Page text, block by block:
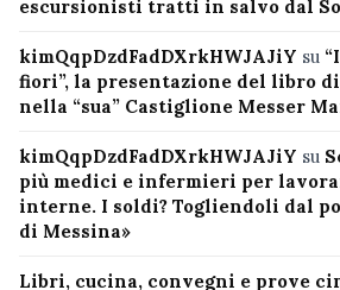
escursionisti tratti in salvo dal
kimQqpDzdFadDXrkHWJAJiY su
fiori”, la presentazione del libro
nella “sua” Castiglione Messer
kimQqpDzdFadDXrkHWJAJiY su
più medici e infermieri per
interne. I soldi? Togliendoli dal
di Messina»
Libri, cucina, convegni e prove